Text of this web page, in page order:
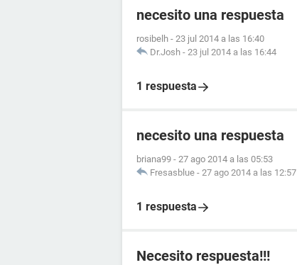
necesito una respuesta
rosibelh - 23 jul 2014 a las 16:40
Dr.Josh - 23 jul 2014 a las 16:44
1 respuesta
necesito una respuesta
briana99 - 27 ago 2014 a las 05:53
Fresasblue - 27 ago 2014 a las 12:57
1 respuesta
Necesito respuesta!!!